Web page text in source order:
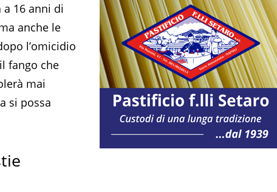
16 anni di
anche le
l’omicidio
fango che
mai
si possa